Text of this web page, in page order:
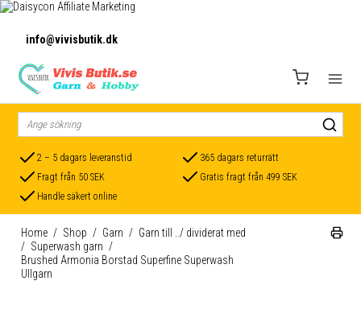
info@vivisbutik.dk
2 – 5 dagars leveranstid
365 dagars returrätt
Fragt från 50 SEK
Gratis fragt från 499 SEK
Handle säkert online
Home / Shop / Garn / Garn till ../ dividerat med
/ Superwash garn /
Brushed Armonia Borstad Superfine Superwash
Ullgarn